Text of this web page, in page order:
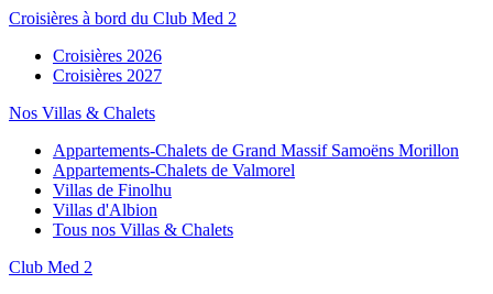
Croisières à bord du Club Med 2
Croisières 2026
Croisières 2027
Nos Villas & Chalets
Appartements-Chalets de Grand Massif Samoëns Morillon
Appartements-Chalets de Valmorel
Villas de Finolhu
Villas d'Albion
Tous nos Villas & Chalets
Club Med 2